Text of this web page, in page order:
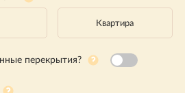
Квартира
перекрытия?